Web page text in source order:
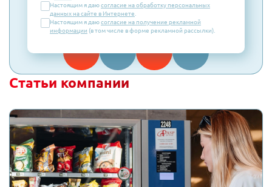
Настоящим я даюсогласие на обработку персональных
данных на сайте в Интернете
Настоящим я даюсогласие на получение рекламной
информации (в том числе в форме рекламной рассылки).
Статьи компании